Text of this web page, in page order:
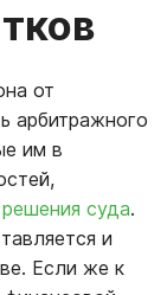
от
арбитражного
им в
решения суда.
и
Если же к